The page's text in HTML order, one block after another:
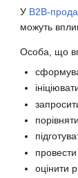
У B2B-
можуть
Особа, що
оцінити